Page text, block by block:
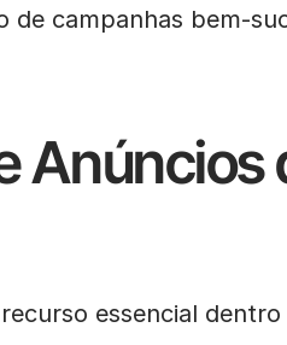
de campanhas bem-
Anúncios
essencial dentro